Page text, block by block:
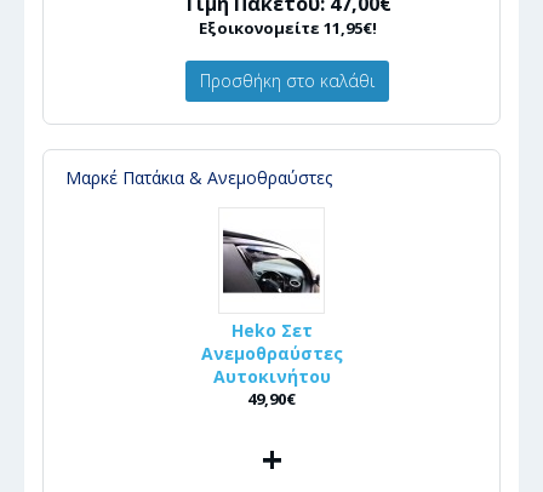
Εξοικονομείτε 11,95€!
Προσθήκη στο καλάθι
Μαρκέ Πατάκια & Ανεμοθραύστες
Heko Σετ
Ανεμοθραύστες
Αυτοκινήτου
49,90€
+